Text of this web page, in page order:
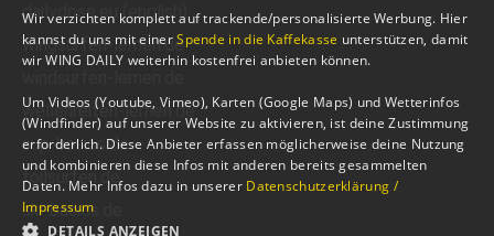
dailydose.eu (english)
wingsurfen-lernen.de
wellenreiten-lernen.de
sup-basics.de
foilsurfen.de
ski-basics.de
GERMAN
Wir verzichten komplett auf trackende/personalisierte Werbung. Hier
kannst du uns mit einerSpende in die Kaffekasse unterstützen, damit
wir WING DAILY weiterhin kostenfrei anbieten können.
Um Videos (Youtube, Vimeo), Karten (Google Maps) und Wetterinfos
(Windfinder) auf unserer Website zu aktivieren, ist deine Zustimmung
erforderlich. Diese Anbieter erfassen möglicherweise deine Nutzung
und kombinieren diese Infos mit anderen bereits gesammelten
Daten. Mehr Infos dazu in unserer Datenschutzerklärung /
Impressum
DETAILS ANZEIGEN